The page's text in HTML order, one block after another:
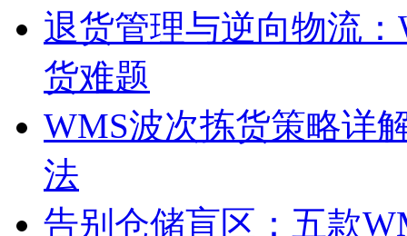
退货管理与逆向物流
货难题
WMS波次拣货策略详
法
告别仓储盲区：五款